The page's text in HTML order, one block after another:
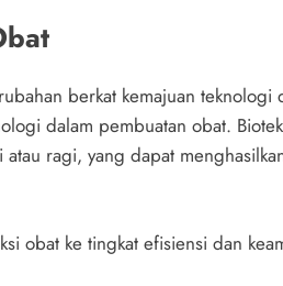
berkat kemajuan teknologi
dalam pembuatan obat.
ragi, yang dapat
obat ke tingkat efisiensi dan